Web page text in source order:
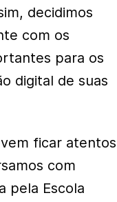
decidimos
com os
para os
digital de suas
ficar atentos
com
pela Escola